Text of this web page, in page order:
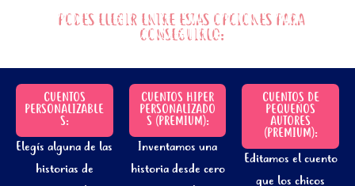
PODES ELEGIR ENTRE ESTAS OPCIONES PARA
CONSEGUIRLO:
CUENTOS
PERSONALIZABLE
S:
Elegís alguna de las
historias de
CUENTOS HIPER
PERSONALIZADO
S (PREMIUM):
Inventamos una
historia desde cero
CUENTOS DE
PEQUEÑOS
AUTORES
(PREMIUM):
Editamos el cuento
que los chicos